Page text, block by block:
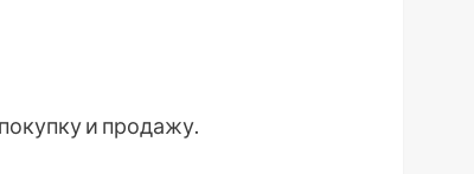
и продажу.